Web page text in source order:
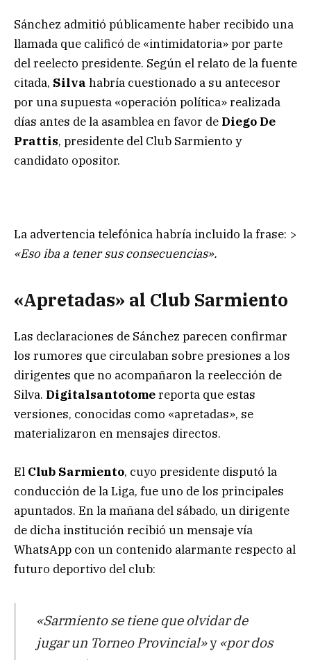
Sánchez admitió públicamente haber recibido una
llamada que calificó de «intimidatoria» por parte
del reelecto presidente. Según el relato de la fuente
citada, Silva habría cuestionado a su antecesor
por una supuesta «operación política» realizada
días antes de la asamblea en favor de Diego De
Prattis, presidente del Club Sarmiento y
candidato opositor.
La advertencia telefónica habría incluido la frase: >
«Eso iba a tener sus consecuencias».
«Apretadas» al Club Sarmiento
Las declaraciones de Sánchez parecen confirmar
los rumores que circulaban sobre presiones a los
dirigentes que no acompañaron la reelección de
Silva. Digitalsantotomereporta que estas
versiones, conocidas como «apretadas», se
materializaron en mensajes directos.
El Club Sarmiento, cuyo presidente disputó la
conducción de la Liga, fue uno de los principales
apuntados. En la mañana del sábado, un dirigente
de dicha institución recibió un mensaje vía
WhatsApp con un contenido alarmante respecto al
futuro deportivo del club:
«Sarmiento se tiene que olvidar de
jugar un Torneo Provincial»y «por dos